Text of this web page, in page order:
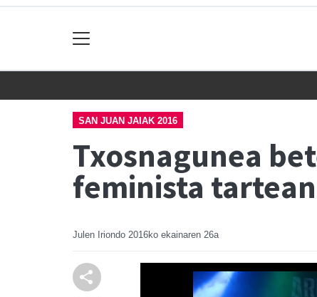
SAN JUAN JAIAK 2016
Txosnagunea
feminista tartean
Julen Iriondo 2016ko ekainaren 26a